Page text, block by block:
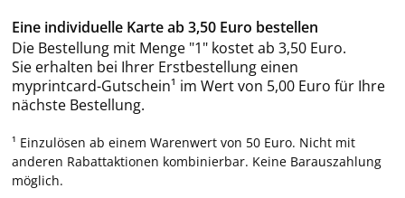
Eine individuelle Karte ab 3,50 Euro bestellen
Die Bestellung mit Menge "1" kostet ab 3,50 Euro.
Sie erhalten bei Ihrer Erstbestellung einen
myprintcard-Gutschein¹ im Wert von 5,00 Euro für Ihre
nächste Bestellung.
¹ Einzulösen ab einem Warenwert von 50 Euro. Nicht mit
anderen Rabattaktionen kombinierbar. Keine Barauszahlung
möglich.